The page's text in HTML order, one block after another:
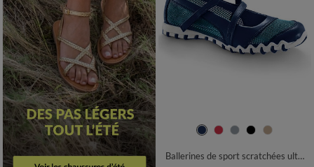
36 37 38 39 40
Ballerines de sport scratchées ultra-souples